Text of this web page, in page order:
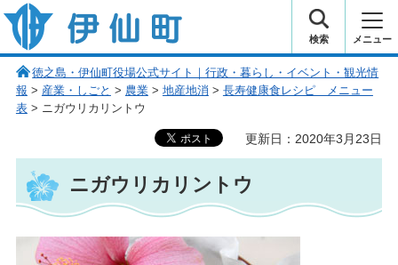
伊仙町 健康・長寿と子宝の町
検索 メニュー
徳之島・伊仙町役場公式サイト｜行政・暮らし・イベント・観光情
報 > 産業・しごと > 農業> 地産地消 > 長寿健康食レシピ メニュー
表> ニガウリカリントウ
更新日：2020年3月23日
ニガウリカリントウ